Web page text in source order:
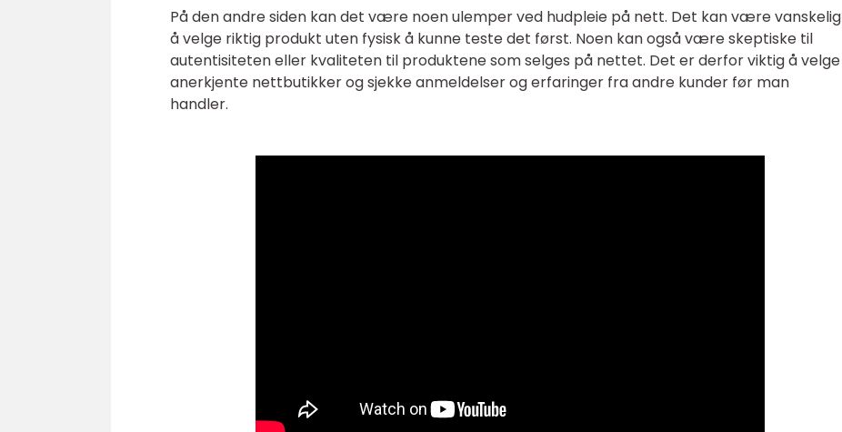
På den andre siden kan det være noen ulemper ved hudpleie på nett. Det kan være vanskelig
å velge riktig produkt uten fysisk å kunne teste det først. Noen kan også være skeptiske til
autentisiteten eller kvaliteten til produktene som selges på nettet. Det er derfor viktig å velge
anerkjente nettbutikker og sjekke anmeldelser og erfaringer fra andre kunder før man
handler.